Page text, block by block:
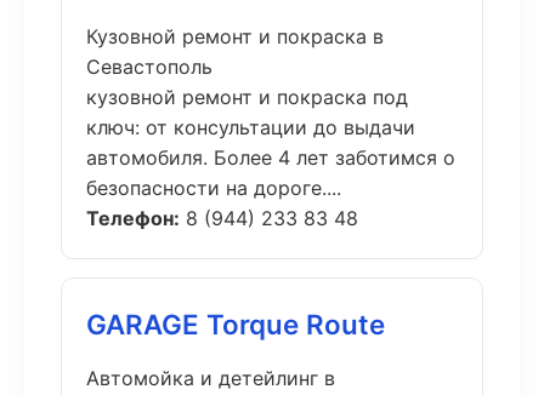
Кузовной ремонт и покраска в
Севастополь
кузовной ремонт и покраска под
ключ: от консультации до выдачи
автомобиля. Более 4 лет заботимся о
безопасности на дороге....
Телефон: 8 (944) 233 83 48
GARAGE Torque Route
Автомойка и детейлинг в